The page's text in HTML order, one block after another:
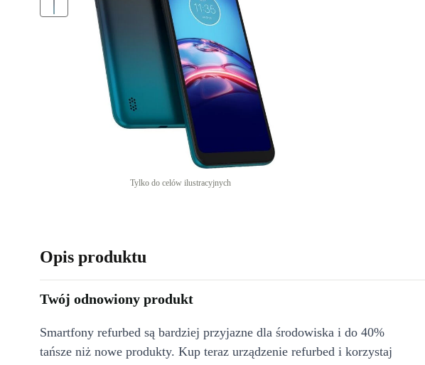
Tylko do celów ilustracyjnych
Opis produktu
Twój odnowiony produkt
Smartfony refurbed są bardziej przyjazne dla środowiska i do 40%
tańsze niż nowe produkty. Kup teraz urządzenie refurbed i korzystaj